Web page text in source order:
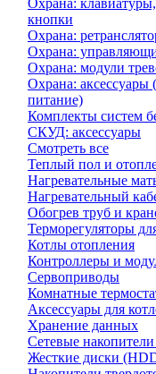
Охрана:
кнопки
Охрана:
Охрана:
Охрана: модули
Охрана: аксессуары
питание)
Комплекты систем
СКУД: аксессуары
Смотреть все
Теплый пол и
Нагревательные
Нагревательный
Обогрев труб и
Терморегуляторы
Котлы отопления
Контроллеры и
Сервоприводы
Комнатные
Аксессуары для
Хранение данных
Сетевые
Жесткие диски